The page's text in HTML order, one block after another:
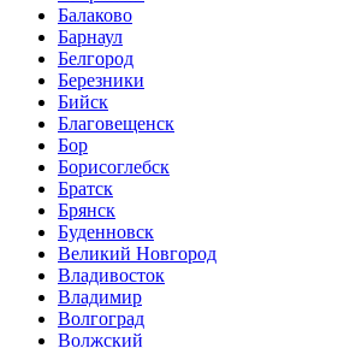
Балаково
Барнаул
Белгород
Березники
Бийск
Благовещенск
Бор
Борисоглебск
Братск
Брянск
Буденновск
Великий Новгород
Владивосток
Владимир
Волгоград
Волжский